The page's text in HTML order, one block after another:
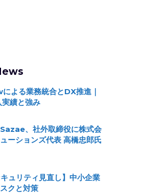
よる業務統合とDX推進｜
績と強み
Sazae、社外取締役に株式会
ーションズ代表 高橋忠郎氏
キュリティ見直し】中小企業
クと対策